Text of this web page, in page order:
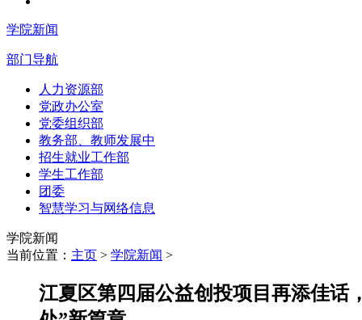
学院新闻
部门导航
人力资源部
党政办公室
党委组织部
教务部、教师发展中
招生就业工作部
学生工作部
团委
智慧学习与网络信息
学院新闻
当前位置： 主页 > 学院新闻 >
江夏区第四届公益创投项目再添佳话